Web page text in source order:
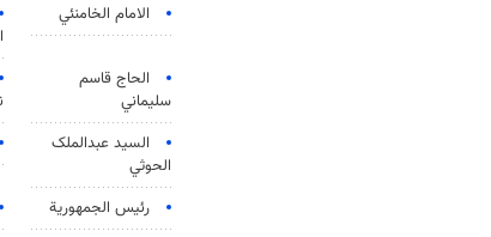
الامام الخامنئي
الحاج قاسم
سليماني
السید عبدالملک
الحوثي
رئيس الجمهورية